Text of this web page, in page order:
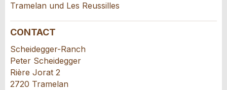
Ad is incomplete
Tramelan und Les Reussilles
CONTACT
Scheidegger-Ranch
Peter Scheidegger
Rière Jorat 2
2720 Tramelan